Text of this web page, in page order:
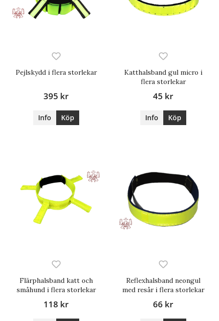
Pejlskydd i flera storlekar
395 kr
Info Köp
Katthalsband gul micro i
flera storlekar
45 kr
Info Köp
Flärphalsband katt och
småhund i flera storlekar
118 kr
Reflexhalsband neongul
med resår i flera storlekar
66 kr